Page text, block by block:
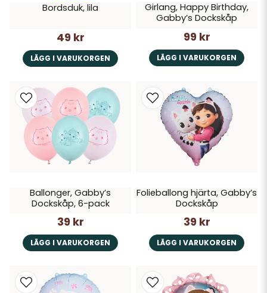
Bordsduk, lila
49 kr
LÄGG I VARUKORGEN
Girlang, Happy Birthday,
Gabby’s Dockskåp
99 kr
LÄGG I VARUKORGEN
Ballonger, Gabby’s
Dockskåp, 6-pack
39 kr
LÄGG I VARUKORGEN
Folieballong hjärta, Gabby’s
Dockskåp
39 kr
LÄGG I VARUKORGEN